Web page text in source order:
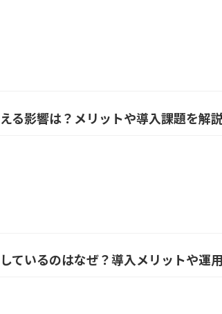
る影響は？メリットや導入課題を解
ているのはなぜ？導入メリットや運